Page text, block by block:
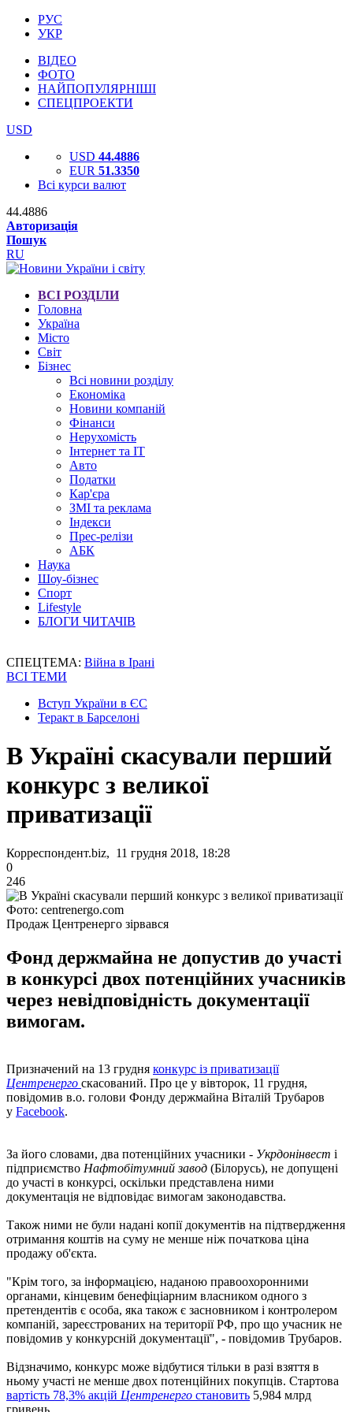
РУС
УКР
ВІДЕО
ФОТО
НАЙПОПУЛЯРНІШІ
СПЕЦПРОЕКТИ
USD
USD 44.4886
EUR 51.3350
Всі курси валют
44.4886
Авторизація
Пошук
RU
ВСІ РОЗДІЛИ
Головна
Україна
Місто
Світ
Бізнес
Всі новини розділу
Економіка
Новини компаній
Фінанси
Нерухомість
Інтернет та IT
Авто
Податки
Кар'єра
ЗМІ та реклама
Індекси
Прес-релізи
АБК
Наука
Шоу-бізнес
Спорт
Lifestyle
БЛОГИ ЧИТАЧІВ
СПЕЦТЕМА: Війна в Ірані
ВСІ ТЕМИ
Вступ України в ЄС
Теракт в Барселоні
В Україні скасували перший
конкурс з великої
приватизації
Корреспондент.biz, 11 грудня 2018, 18:28
0
246
Фото: centrenergo.com
Продаж Центренерго зірвався
Фонд держмайна не допустив до участі
в конкурсі двох потенційних учасників
через невідповідність документації
вимогам.
Призначений на 13 грудня конкурс із приватизації
Центренерго скасований. Про це у вівторок, 11 грудня,
повідомив в.о. голови Фонду держмайна Віталій Трубаров
у Facebook.
За його словами, два потенційних учасники - Укрдонінвест і
підприємство Нафтобітумний завод (Білорусь), не допущені
до участі в конкурсі, оскільки представлена ​​ними
документація не відповідає вимогам законодавства.
Також ними не були надані копії документів на підтвердження
отримання коштів на суму не менше ніж початкова ціна
продажу об'єкта.
"Крім того, за інформацією, наданою правоохоронними
органами, кінцевим бенефіціарним власником одного з
претендентів є особа, яка також є засновником і контролером
компаній, зареєстрованих на території РФ, про що учасник не
повідомив у конкурсній документації", - повідомив Трубаров.
Відзначимо, конкурс може відбутися тільки в разі взяття в
ньому участі не менше двох потенційних покупців. Стартова
вартість 78,3% акцій Центренерго становить 5,984 млрд
гривень.